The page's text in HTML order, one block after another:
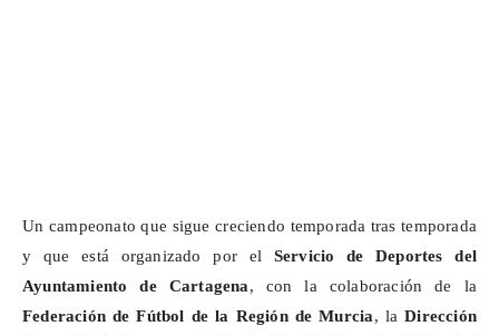
Un campeonato que sigue creciendo temporada tras temporada
y que está organizado por el Servicio de Deportes del
Ayuntamiento de Cartagena, con la colaboración de la
Federación de Fútbol de la Región de Murcia, laDirección